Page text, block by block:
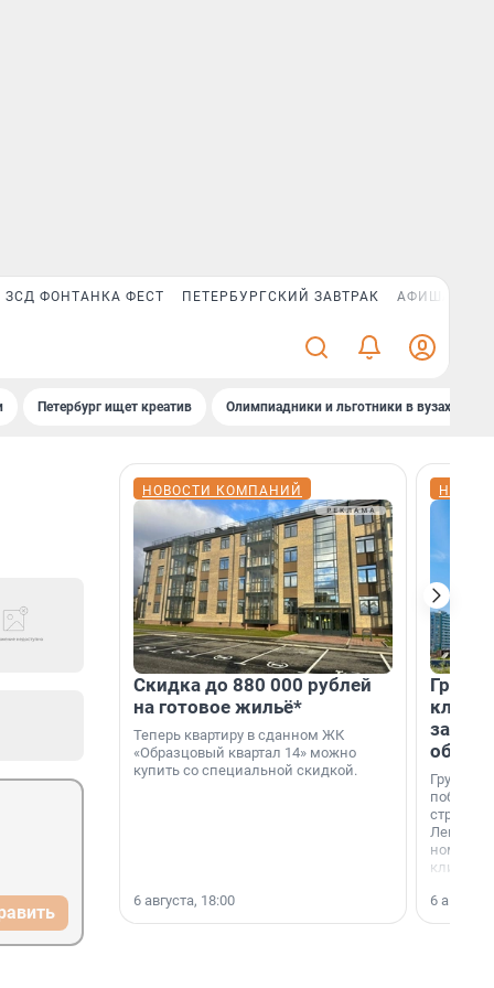
ЗСД ФОНТАНКА ФЕСТ ПЕТЕРБУРГСКИЙ ЗАВТРАК АФИША PLUS
Петербург ищет креатив Олимпиадники и льготники в вузах СПб
НОВОСТИ КОМПАНИЙ
Скидка до 880 000 рублей
на готовое жильё*
Теперь квартиру в сданном ЖК
«Образцовый квартал 14» можно
купить со специальной скидкой.
6 августа, 18:00
Группа
области».
6